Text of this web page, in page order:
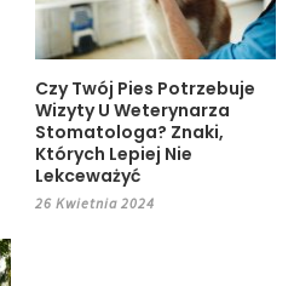
Czy Twój Pies Potrzebuje
Wizyty U Weterynarza
Stomatologa? Znaki,
Których Lepiej Nie
Lekceważyć
26 Kwietnia 2024